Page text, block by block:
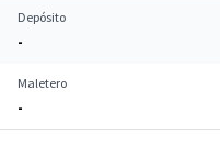
Depósito
-
Maletero
-